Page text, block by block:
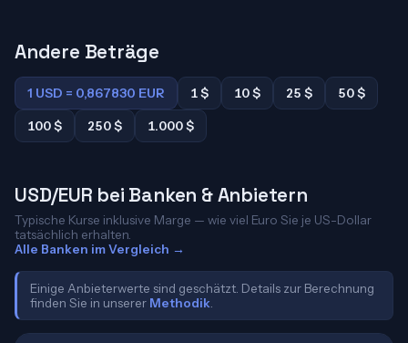
Andere Beträge
1 USD = 0,867830 EUR 1 $ 10 $ 25 $
50 $
100 $
250 $ 1.000 $
USD/EUR bei Banken & Anbietern
Typische Kurse inklusive Marge — wie viel Euro Sie je US-Dollar
tatsächlich erhalten.
Alle Banken im Vergleich →
Einige Anbieterwerte sind geschätzt. Details zur Berechnung
finden Sie in unserer Methodik